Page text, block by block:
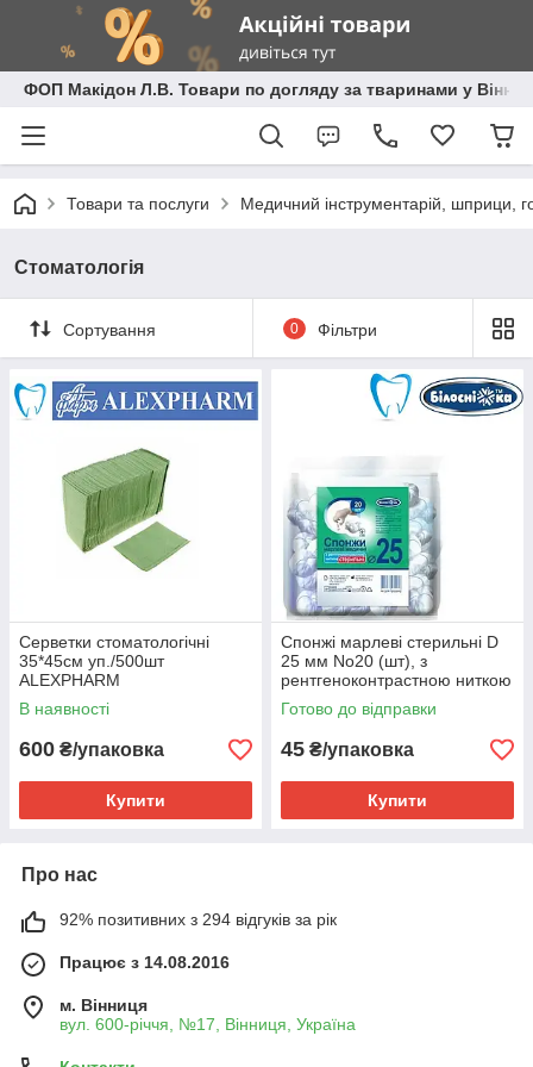
ФОП Макідон Л.В. Товари по догляду за тваринами у
Товари та послуги Медичний інструментарій, шприци,
Стоматологія
Сортування 0 Фільтри
Серветки стоматологічні
35*45см уп./500шт
ALEXPHARM
В наявності
600 ₴/упаковка
Купити
Спонжі марлеві стерильні D
25 мм No20 (шт), з
рентгеноконтрастною ниткою
Готово до відправки
45 ₴/упаковка
Купити
Про нас
92% позитивних з 294 відгуків за рік
Працює з 14.08.2016
м. Вінниця
вул. 600-річчя, №17, Вінниця, Україна